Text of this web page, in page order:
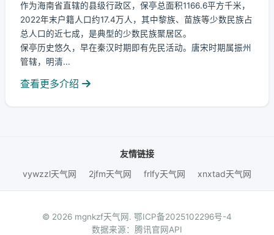
作为海南省直辖的县级行政区，保亭总面积1166.6平方千米，
2022年末户籍人口约17.4万人，其中黎族、苗族等少数民族占
总人口的近七成，是典型的少数民族聚居区。
保亭历史悠久，早在秦汉时期即有先民活动。唐宋时期属振州
管辖，明清...
查看更多介绍
友情链接
vywzzl天气网
2jfm天气网 frlfy天气网 xnxtad天气网
© 2026 mgnkzf天气网. 鄂ICP备2025102296号-4
数据来源：腾讯官网API